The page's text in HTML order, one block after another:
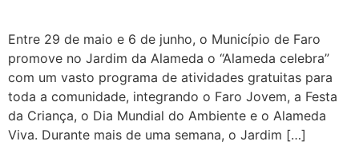
Entre 29 de maio e 6 de junho, o Município de Faro
promove no Jardim da Alameda o “Alameda celebra”
com um vasto programa de atividades gratuitas para
toda a comunidade, integrando o Faro Jovem, a Festa
da Criança, o Dia Mundial do Ambiente e o Alameda
Viva. Durante mais de uma semana, o Jardim […]